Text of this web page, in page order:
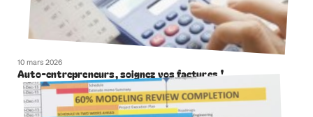
10 mars 2026
Auto-entrepreneurs, soignez vos factures !